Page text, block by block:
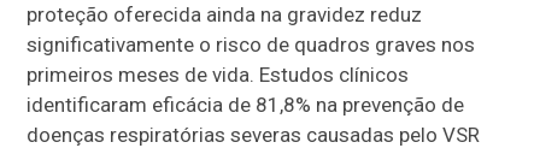
proteção oferecida ainda na gravidez reduz
significativamente o risco de quadros graves nos
primeiros meses de vida. Estudos clínicos
identificaram eficácia de 81,8% na prevenção de
doenças respiratórias severas causadas pelo VSR